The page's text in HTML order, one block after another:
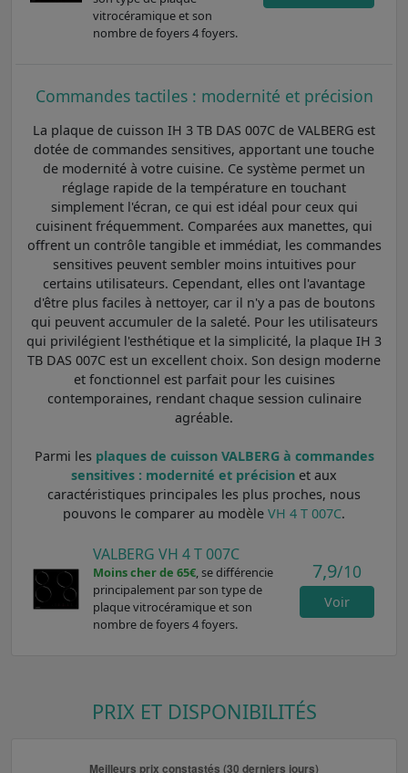
vitrocéramique et son
nombre de foyers 4 foyers.
Commandes tactiles : modernité et précision
La plaque de cuisson IH 3 TB DAS 007C de VALBERG est
dotée de commandes sensitives, apportant une touche
de modernité à votre cuisine. Ce système permet un
réglage rapide de la température en touchant
simplement l'écran, ce qui est idéal pour ceux qui
cuisinent fréquemment. Comparées aux manettes, qui
offrent un contrôle tangible et immédiat, les commandes
sensitives peuvent sembler moins intuitives pour
certains utilisateurs. Cependant, elles ont l'avantage
d'être plus faciles à nettoyer, car il n'y a pas de boutons
qui peuvent accumuler de la saleté. Pour les utilisateurs
qui privilégient l'esthétique et la simplicité, la plaque IH 3
TB DAS 007C est un excellent choix. Son design moderne
et fonctionnel est parfait pour les cuisines
contemporaines, rendant chaque session culinaire
agréable.
Parmi les plaques de cuisson VALBERG à commandes
sensitives : modernité et précision et aux
caractéristiques principales les plus proches, nous
pouvons le comparer au modèle VH 4 T 007C.
VALBERG VH 4 T 007C
Moins cher de 65€, se différencie
principalement par son type de
plaque vitrocéramique et son
nombre de foyers 4 foyers.
7,9/10
Voir
PRIX ET DISPONIBILITÉS